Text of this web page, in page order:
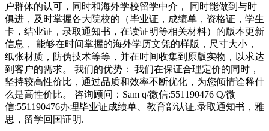
户群体的认可，同时和海外学校留学中介， 同时能做到与时
俱进，及时掌握各大院校的（毕业证，成绩单，资格证，学生
卡，结业证，录取通知书，在读证明等相关材料）的版本更新
信息， 能够在时间掌握的海外学历文凭的样版，尺寸大小，
纸张材质，防伪技术等等，并在时间收集到原版实物，以求达
到客户的需求。 我们的优势： 我们在保证合理定价的同时，
坚持较高性价比，通过品质和效率不断优化，为您倾情诠释什
么是高性价比。 咨询顾问：Sam q/微信:551190476 Q/微
信:551190476办理毕业证成绩单、教育部认证,录取通知书，雅
思，留学回国证明.